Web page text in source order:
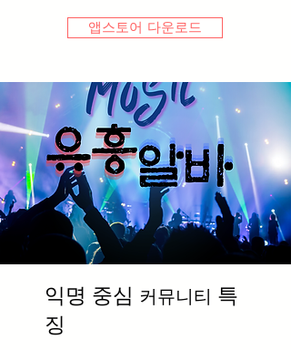
앱스토어 다운로드
익명 중심 커뮤니티 특
징